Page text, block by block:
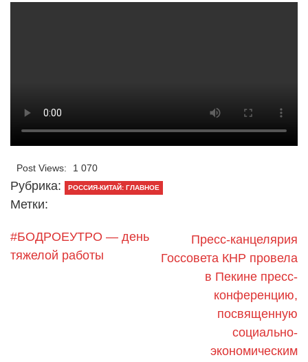
Post Views: 1 070
Рубрика: РОССИЯ-КИТАЙ: ГЛАВНОЕ
Метки:
#БОДРОЕУТРО — день
тяжелой работы
Пресс-канцелярия
Госсовета КНР провела
в Пекине пресс-
конференцию,
посвященную
социально-
экономическим